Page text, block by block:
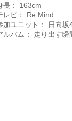
長： 163cm
レビ： Re:Mind
加ユニット： 日向
ルバム： 走り出す瞬